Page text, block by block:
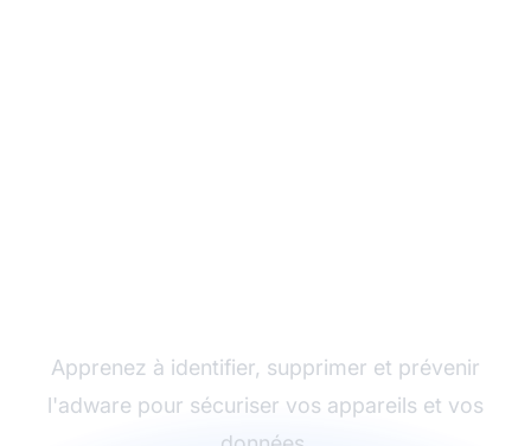
Apprenez à identifier, supprimer et prévenir
l'adware pour sécuriser vos appareils et vos